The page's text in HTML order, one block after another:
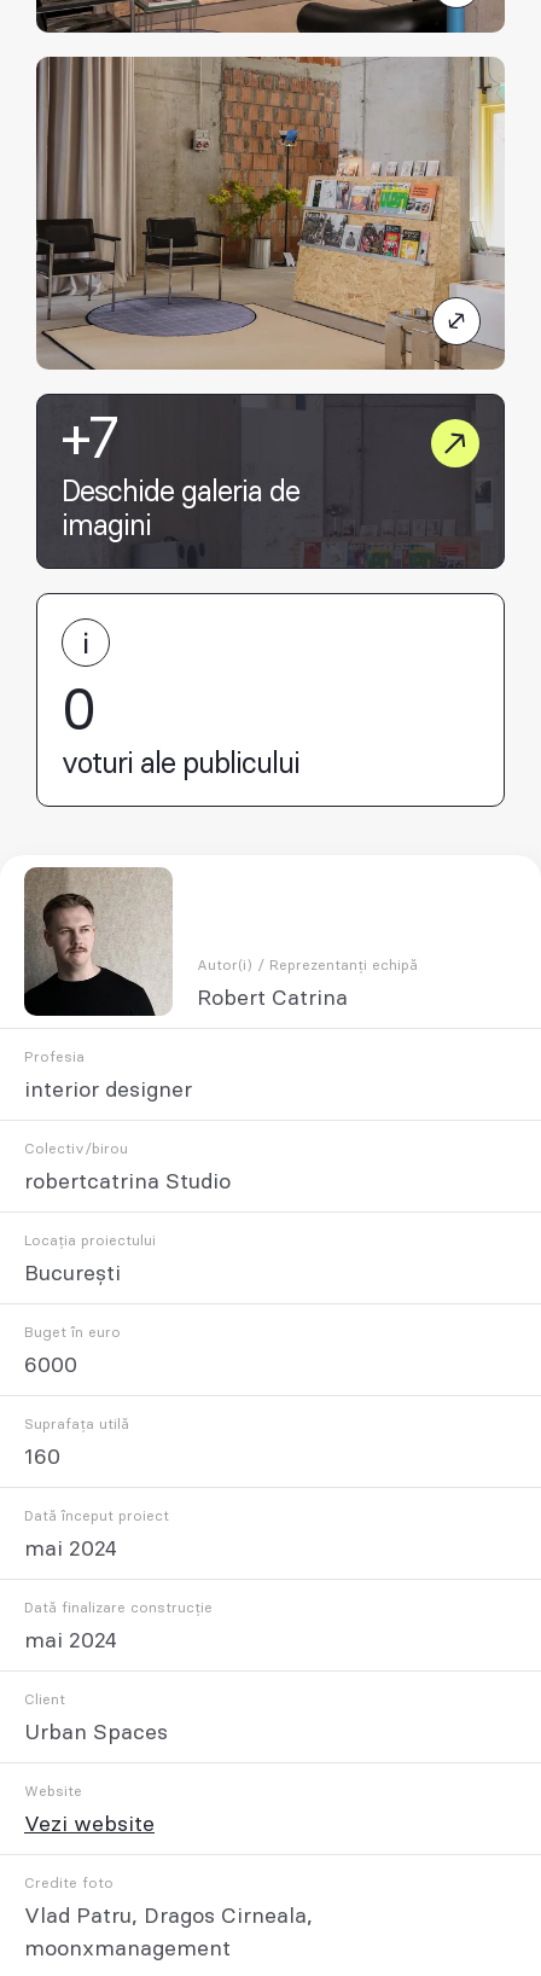
+7
Deschide galeria de
imagini
0
voturi ale publicului
Autor(i) / Reprezentanți echipă
Robert Catrina
Profesia
interior designer
Colectiv/birou
robertcatrina Studio
Locația proiectului
București
Buget în euro
6000
Suprafața utilă
160
Dată început proiect
mai 2024
Dată finalizare construcție
mai 2024
Client
Urban Spaces
Website
Vezi website
Credite foto
Vlad Patru, Dragos Cirneala,
moonxmanagement